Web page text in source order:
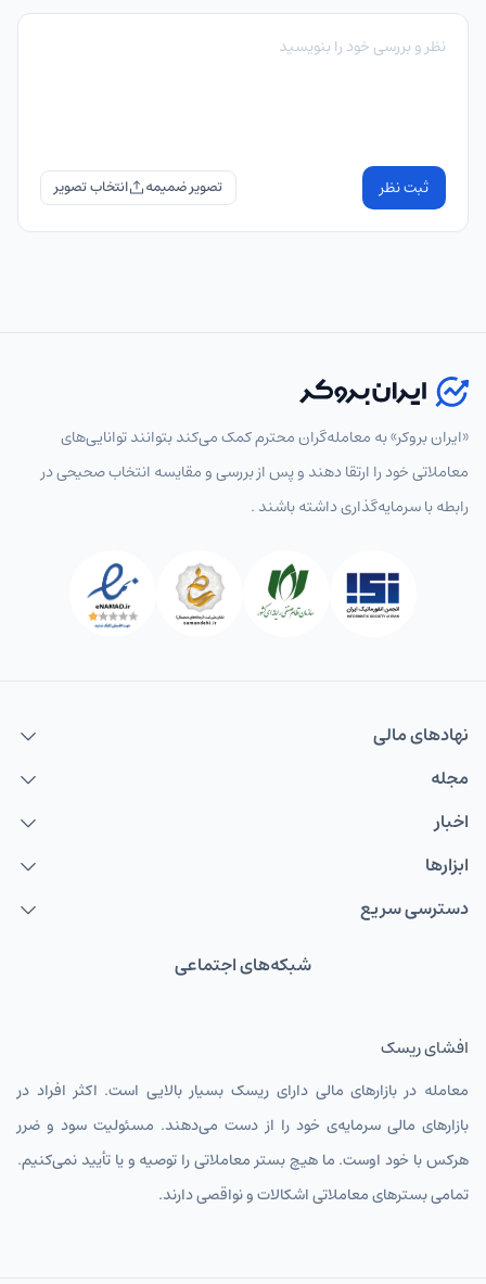
ثبت نظر تصویر ضمیمه
«ایران بروکر» به معامله‌گران محترم کمک می‌کند بتوانند توانایی‌های
معاملاتی خود را ارتقا دهند و پس از بررسی و مقایسه انتخاب‌ صحیحی در
رابطه با سرمایه‌گذاری داشته باشند .
نهاد‌های مالی
مجله
اخبار
ابزارها
دسترسی سریع
شبکه‌های اجتماعی
افشای ریسک
معامله در بازارهای مالی دارای ریسک بسیار بالایی است. اکثر افراد در
بازارهای مالی سرمایه‌ی خود را از دست می‌دهند. مسئولیت سود و ضرر
هرکس با خود اوست. ما هیچ بستر معاملاتی را توصیه و یا تأیید نمی‌کنیم.
تمامی بسترهای معاملاتی اشکالات و نواقصی دارند.